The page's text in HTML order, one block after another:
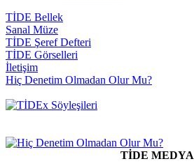
TİDE Bellek
Sanal Müze
TİDE Şeref Defteri
TİDE Görselleri
İletişim
Hiç Denetim Olmadan Olur Mu?
TİDE MEDYA